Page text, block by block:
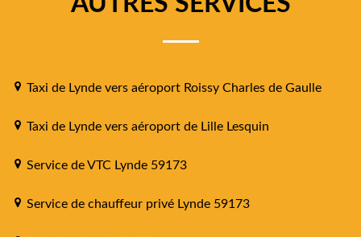
Taxi de Lynde vers aéroport Roissy Charles de Gaulle
Taxi de Lynde vers aéroport de Lille Lesquin
Service de VTC Lynde 59173
Service de chauffeur privé Lynde 59173